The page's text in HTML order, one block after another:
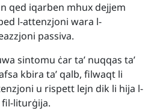
qed iqarben mhux dejjem
l-attenzjoni wara l-
passiva.
sintomu ċar ta’ nuqqas ta’
kbira ta’ qalb, filwaqt li
u rispett lejn dik li hija l-
liturġija.